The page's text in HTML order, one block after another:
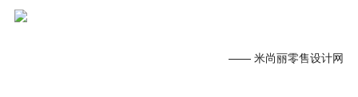
—— 米尚丽零售设计网